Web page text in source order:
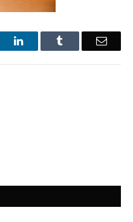
LinkedIn Email